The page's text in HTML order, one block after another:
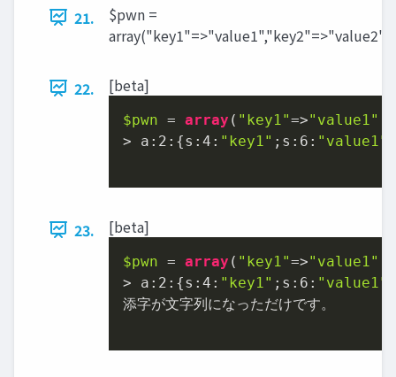
21.
$pwn =
array("key1"=>"value1","key2"=>"value2");
22. [beta]
$pwn = array ( "key1"=>"value1"
> a: 2 :{s: 4 : "key1" ;s: 6 : "value1"
23. [beta]
$pwn = array ( "key1"=>"value1"
> a: 2 :{s: 4 : "key1" ;s: 6 : "value1"
添字が文字列になっただけです。